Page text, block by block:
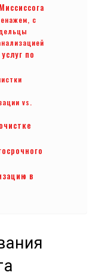
с
по
vs.
в